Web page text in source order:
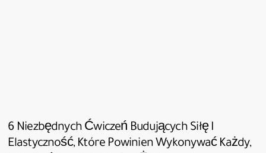
6 Niezbędnych Ćwiczeń Budujących Siłę I
Elastyczność, Które Powinien Wykonywać Każdy,